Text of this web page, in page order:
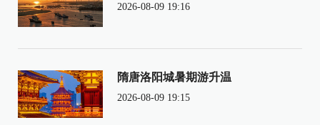
2026-08-09 19:16
隋唐洛阳城暑期游升温
2026-08-09 19:15